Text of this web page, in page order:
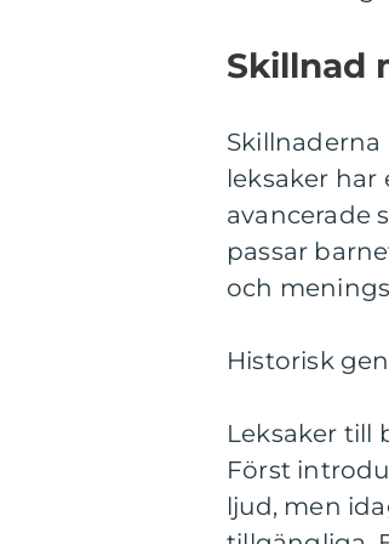
Skillnad
Skillnaderna
leksaker
avancerade
passar
och
Historisk
Leksaker till
Först
ljud, men